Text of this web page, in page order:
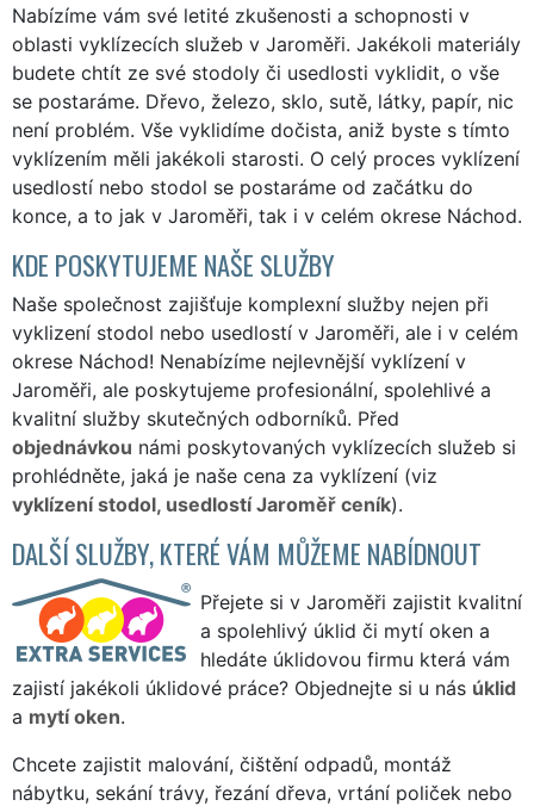
Nabízíme vám své letité zkušenosti a schopnosti v
oblasti vyklízecích služeb v Jaroměři. Jakékoli materiály
budete chtít ze své stodoly či usedlosti vyklidit, o vše
se postaráme. Dřevo, železo, sklo, sutě, látky, papír, nic
není problém. Vše vyklidíme dočista, aniž byste s tímto
vyklízením měli jakékoli starosti. O celý proces vyklízení
usedlostí nebo stodol se postaráme od začátku do
konce, a to jak v Jaroměři, tak i v celém okrese Náchod.
KDE POSKYTUJEME NAŠE SLUŽBY
Naše společnost zajišťuje komplexní služby nejen při
vyklizení stodol nebo usedlostí v Jaroměři, ale i v celém
okrese Náchod! Nenabízíme nejlevnější vyklízení v
Jaroměři, ale poskytujeme profesionální, spolehlivé a
kvalitní služby skutečných odborníků. Před
objednávkou námi poskytovaných vyklízecích služeb si
prohlédněte, jaká je naše cena za vyklízení (viz
vyklízení stodol, usedlostí Jaroměř ceník).
DALŠÍ SLUŽBY, KTERÉ VÁM MŮŽEME NABÍDNOUT
Přejete si v Jaroměři zajistit kvalitní
a spolehlivý úklid či mytí oken a
hledáte úklidovou firmu která vám
zajistí jakékoli úklidové práce? Objednejte si u nás úklid
a mytí oken.
Chcete zajistit malování, čištění odpadů, montáž
nábytku, sekání trávy, řezání dřeva, vrtání poliček nebo